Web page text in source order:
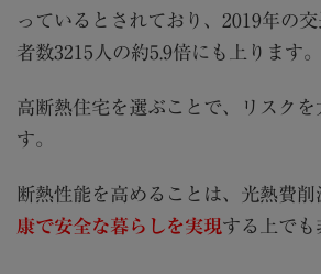
っているとされており、2019年の
者数3215人の約5.9倍にも上ります。
高断熱住宅を選ぶことで、リスクを
す。
断熱性能を高めることは、光熱費削
康で安全な暮らしを実現する上でも